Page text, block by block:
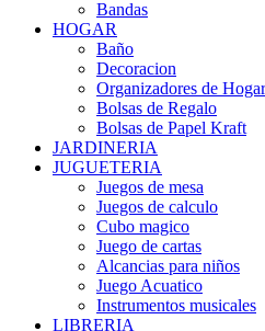
Bandas
HOGAR
Baño
Decoracion
Organizadores de Hogar
Bolsas de Regalo
Bolsas de Papel Kraft
JARDINERIA
JUGUETERIA
Juegos de mesa
Juegos de calculo
Cubo magico
Juego de cartas
Alcancias para niños
Juego Acuatico
Instrumentos musicales
LIBRERIA